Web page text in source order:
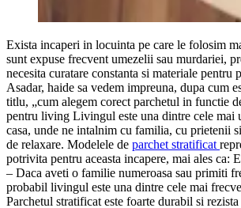
Exista incaperi in locuinta pe care le folosim
sunt expuse frecvent umezelii sau murdariei,
necesita curatare constanta si materiale pentru
Asadar, haide sa vedem impreuna, dupa cum
titlu, „cum alegem corect parchetul in functie
pentru living Livingul este una dintre cele mai
casa, unde ne intalnim cu familia, cu prietenii
de relaxare. Modelele de parchet stratificat
potrivita pentru aceasta incapere, mai ales ca:
– Daca aveti o familie numeroasa sau primiti
probabil livingul este una dintre cele mai
Parchetul stratificat este foarte durabil si